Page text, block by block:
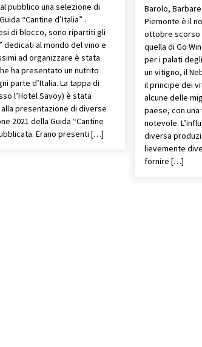
pubblico una selezione di
“Cantine d’Italia” .
di blocco, sono ripartiti gli
dedicati al mondo del vino e
ad organizzare è stata
ha presentato un nutrito
parte d’Italia. La tappa di
l’Hotel Savoy) è stata
presentazione di diverse
2021 della Guida “Cantine
Erano presenti […]
Barolo,
Piemonte è il
ottobre scorso
quella di Go
per i palati
un vitigno, il
il principe dei
alcune delle
paese, con
notevole.
diversa
lievemente
fornire […]